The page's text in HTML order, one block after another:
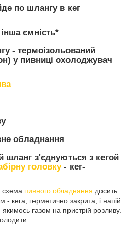
по шлангу в кег
ємність*
- термоізольований
у пивниці охолоджувач
обладнання
шланг з'єднуються з кегой
головку- кег-
схема пивного обладнання досить
- кега, герметично закрита, і напій.
газом на пристрій розливу.